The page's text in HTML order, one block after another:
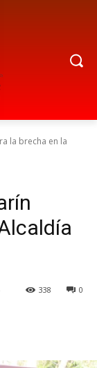
la brecha en la
0
338